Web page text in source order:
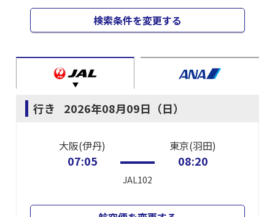
検索条件を変更する
行き 2026年08月09日（日）
大阪(伊丹)
07:05
JAL102
東京(羽田)
08:20